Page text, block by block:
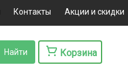
Контакты Акции и скидки
Корзина